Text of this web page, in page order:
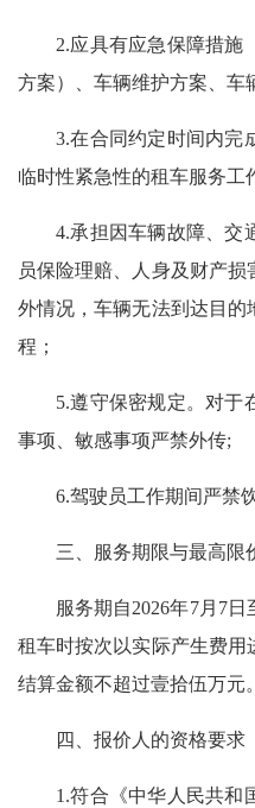
2.应具有应急保障措施
方案）、车辆维护方案、车
3.在合同约定时间内完
临时性紧急性的租车服务工
4.承担因车辆故障、交
员保险理赔、人身及财产
外情况，车辆无法到达目
程；
5.遵守保密规定。对于
事项、敏感事项严禁外传;
6.驾驶员工作期间严禁
三、服务期限与最高限
服务期自2026年7月7
租车时按次以实际产生费
结算金额不超过壹拾伍万元。
四、报价人的资格要求
1.符合《中华人民共和